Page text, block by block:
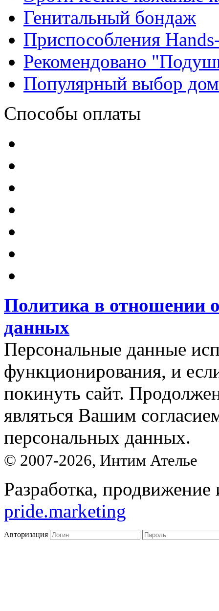
Генитальный бондаж
Приспособления
Рекомендовано
Популярный выбор
Способы оплаты
Политика в отношении
данных
Персональные данные
функционирования, и
покинуть сайт.
являться Вашим
персональных данных.
© 2007-2026, Интим Ателье
Разработка, продвижение
pride.marketing
Авторизация